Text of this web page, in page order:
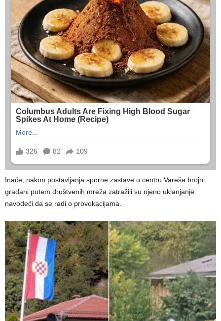
Inače, nakon postavljanja sporne zastave u centru Vareša brojni
građani putem društvenih mreža zatražili su njeno uklanjanje
navodeći da se radi o provokacijama.